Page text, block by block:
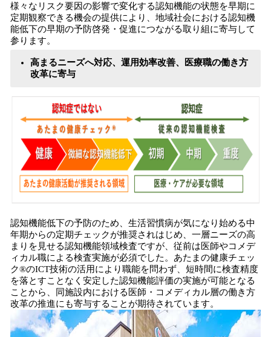
様々なリスク要因の影響で変化する認知機能の状態を早期に
定期観察できる機会の提供により、地域社会における認知機
能低下の早期の予防啓発・促進につながる取り組に寄与して
参ります。
高まるニーズへ対応、運用効率改善、医療職の働き方
改革に寄与
認知機能低下の予防のため、生活習慣病が気になり始める中
年期からの定期チェックが推奨されはじめ、一層ニーズの高
まりを見せる認知機能領域検査ですが、従前は医師やコメデ
ィカル職による検査実施が必須でした。あたまの健康チェッ
ク®のICT技術の活用により職能を問わず、短時間に検査精度
を落とすことなく安定した認知機能評価の実施が可能となる
ことから、同施設内における医師・コメディカル層の働き方
改革の推進にも寄与することが期待されています。